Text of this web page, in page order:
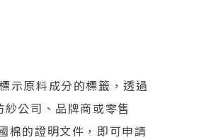
示原料成分的標籤，透過
公司、品牌商或零售
棉的證明文件，即可申請